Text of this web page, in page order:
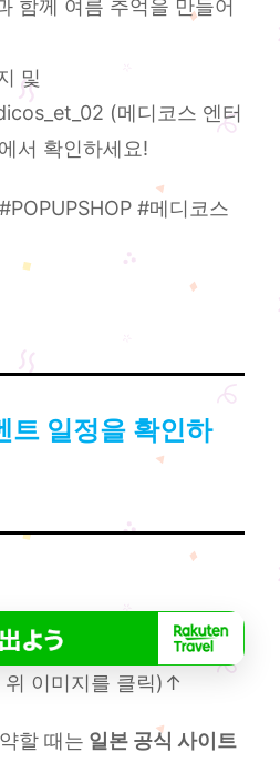
함께 여름 추억을 만들어
및
(메디코스 엔터
서 확인하세요!
#메디코스
트 일정을 확인하
위 이미지를 클릭)↑
할 때는 일본 공식 사이트